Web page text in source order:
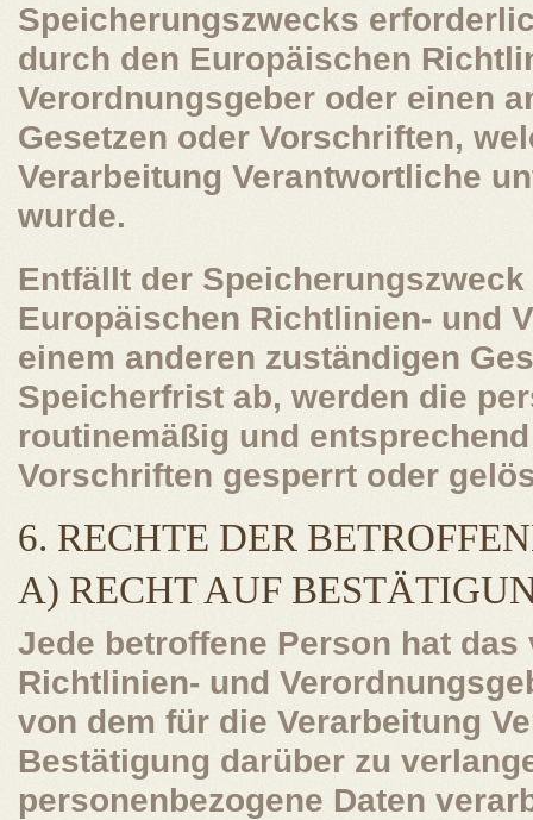
Speicherungszwecks
durch den Europäischen
Verordnungsgeber oder einen
Gesetzen oder Vorschriften,
Verarbeitung Verantwortliche
wurde.
Entfällt der
Europäischen Richtlinien- und
einem anderen zuständigen
Speicherfrist ab, werden die
routinemäßig und
Vorschriften gesperrt oder
6. RECHTE DER
A) RECHT AUF
Jede betroffene Person hat
Richtlinien- und
von dem für die Verarbeitung
Bestätigung darüber zu
personenbezogene Daten